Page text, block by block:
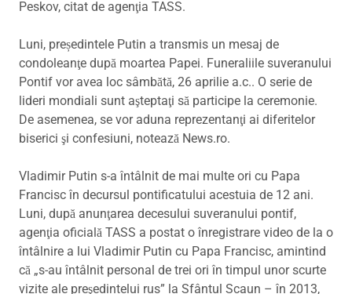
Peskov, citat de agenţia TASS.
Luni, președintele Putin a transmis un mesaj de
condoleanţe după moartea Papei. Funeraliile suveranului
Pontif vor avea loc sâmbătă, 26 aprilie a.c.. O serie de
lideri mondiali sunt aşteptaţi să participe la ceremonie.
De asemenea, se vor aduna reprezentanţi ai diferitelor
biserici şi confesiuni, notează News.ro.
Vladimir Putin s-a întâlnit de mai multe ori cu Papa
Francisc în decursul pontificatului acestuia de 12 ani.
Luni, după anunţarea decesului suveranului pontif,
agenţia oficială TASS a postat o înregistrare video de la o
întâlnire a lui Vladimir Putin cu Papa Francisc, amintind
că „s-au întâlnit personal de trei ori în timpul unor scurte
vizite ale preşedintelui rus” la Sfântul Scaun – în 2013,